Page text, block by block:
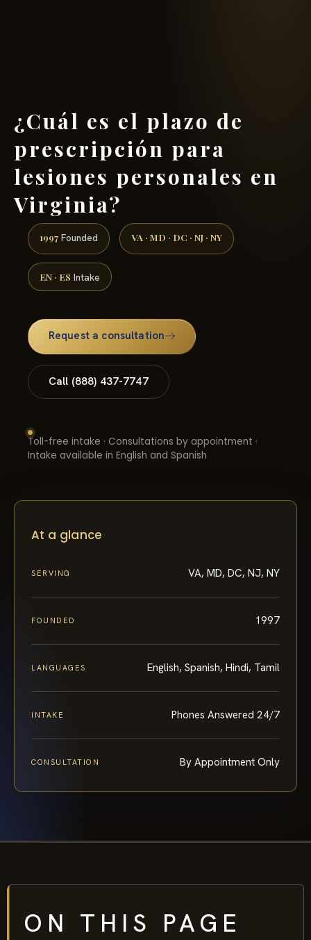
¿Cuál es el plazo de
prescripción para
lesiones personales en
Virginia?
1997 Founded VA · MD · DC · NJ · NY
EN · ES Intake
Request a consultation
Call (888) 437-7747
Toll-free intake · Consultations by appointment ·
Intake available in English and Spanish
At a glance
SERVING VA, MD, DC, NJ, NY
FOUNDED 1997
LANGUAGES English, Spanish, Hindi, Tamil
INTAKE Phones Answered 24/7
CONSULTATION By Appointment Only
ON THIS PAGE